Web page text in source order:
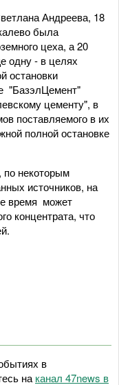
Андреева, 18
была
цеха, а 20
одну - в целях
остановки
"БазэлЦемент"
цементу", в
поставляемого в их
полной остановке
по некоторым
источников, на
время может
концентрата, что
в
на канал 47news в